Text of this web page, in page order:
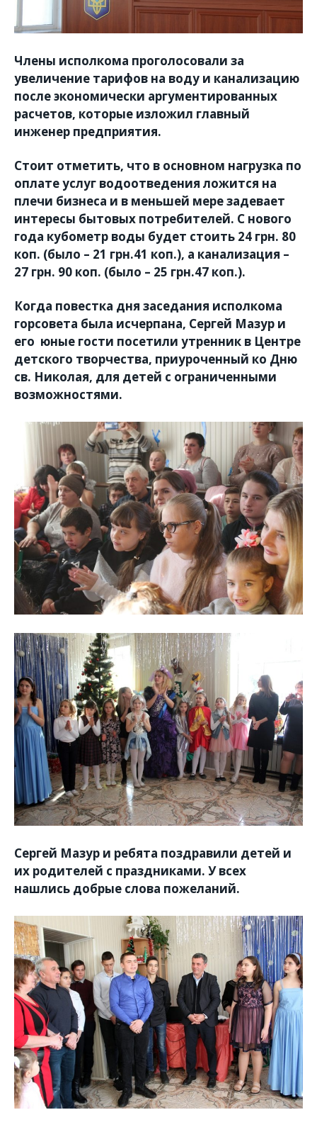
Члены исполкома проголосовали за
увеличение тарифов на воду и канализацию
после экономически аргументированных
расчетов, которые изложил главный
инженер предприятия.
Стоит отметить, что в основном нагрузка по
оплате услуг водоотведения ложится на
плечи бизнеса и в меньшей мере задевает
интересы бытовых потребителей. С нового
года кубометр воды будет стоить 24 грн. 80
коп. (было – 21 грн.41 коп.), а канализация –
27 грн. 90 коп. (было – 25 грн.47 коп.).
Когда повестка дня заседания исполкома
горсовета была исчерпана, Сергей Мазур и
его юные гости посетили утренник в Центре
детского творчества, приуроченный ко Дню
св. Николая, для детей с ограниченными
возможностями.
Сергей Мазур и ребята поздравили детей и
их родителей с праздниками. У всех
нашлись добрые слова пожеланий.